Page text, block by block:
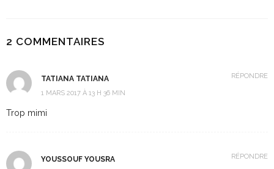
2 COMMENTAIRES
TATIANA TATIANA
1 MARS 2017 À 13 H 36 MIN
Trop mimi
RÉPONDRE
YOUSSOUF YOUSRA RÉPONDRE